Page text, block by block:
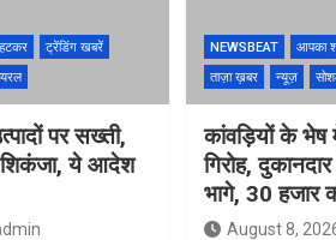
ट्रेंडिंग खबरें
पर सख्ती,
शिकंजा, ये आदेश
NEWSBEAT आपका
ताज़ा ख़बर
न्यूज़
कांवड़ियों के भेष
गिरोह,
भागे, 30 हजार
August 8,